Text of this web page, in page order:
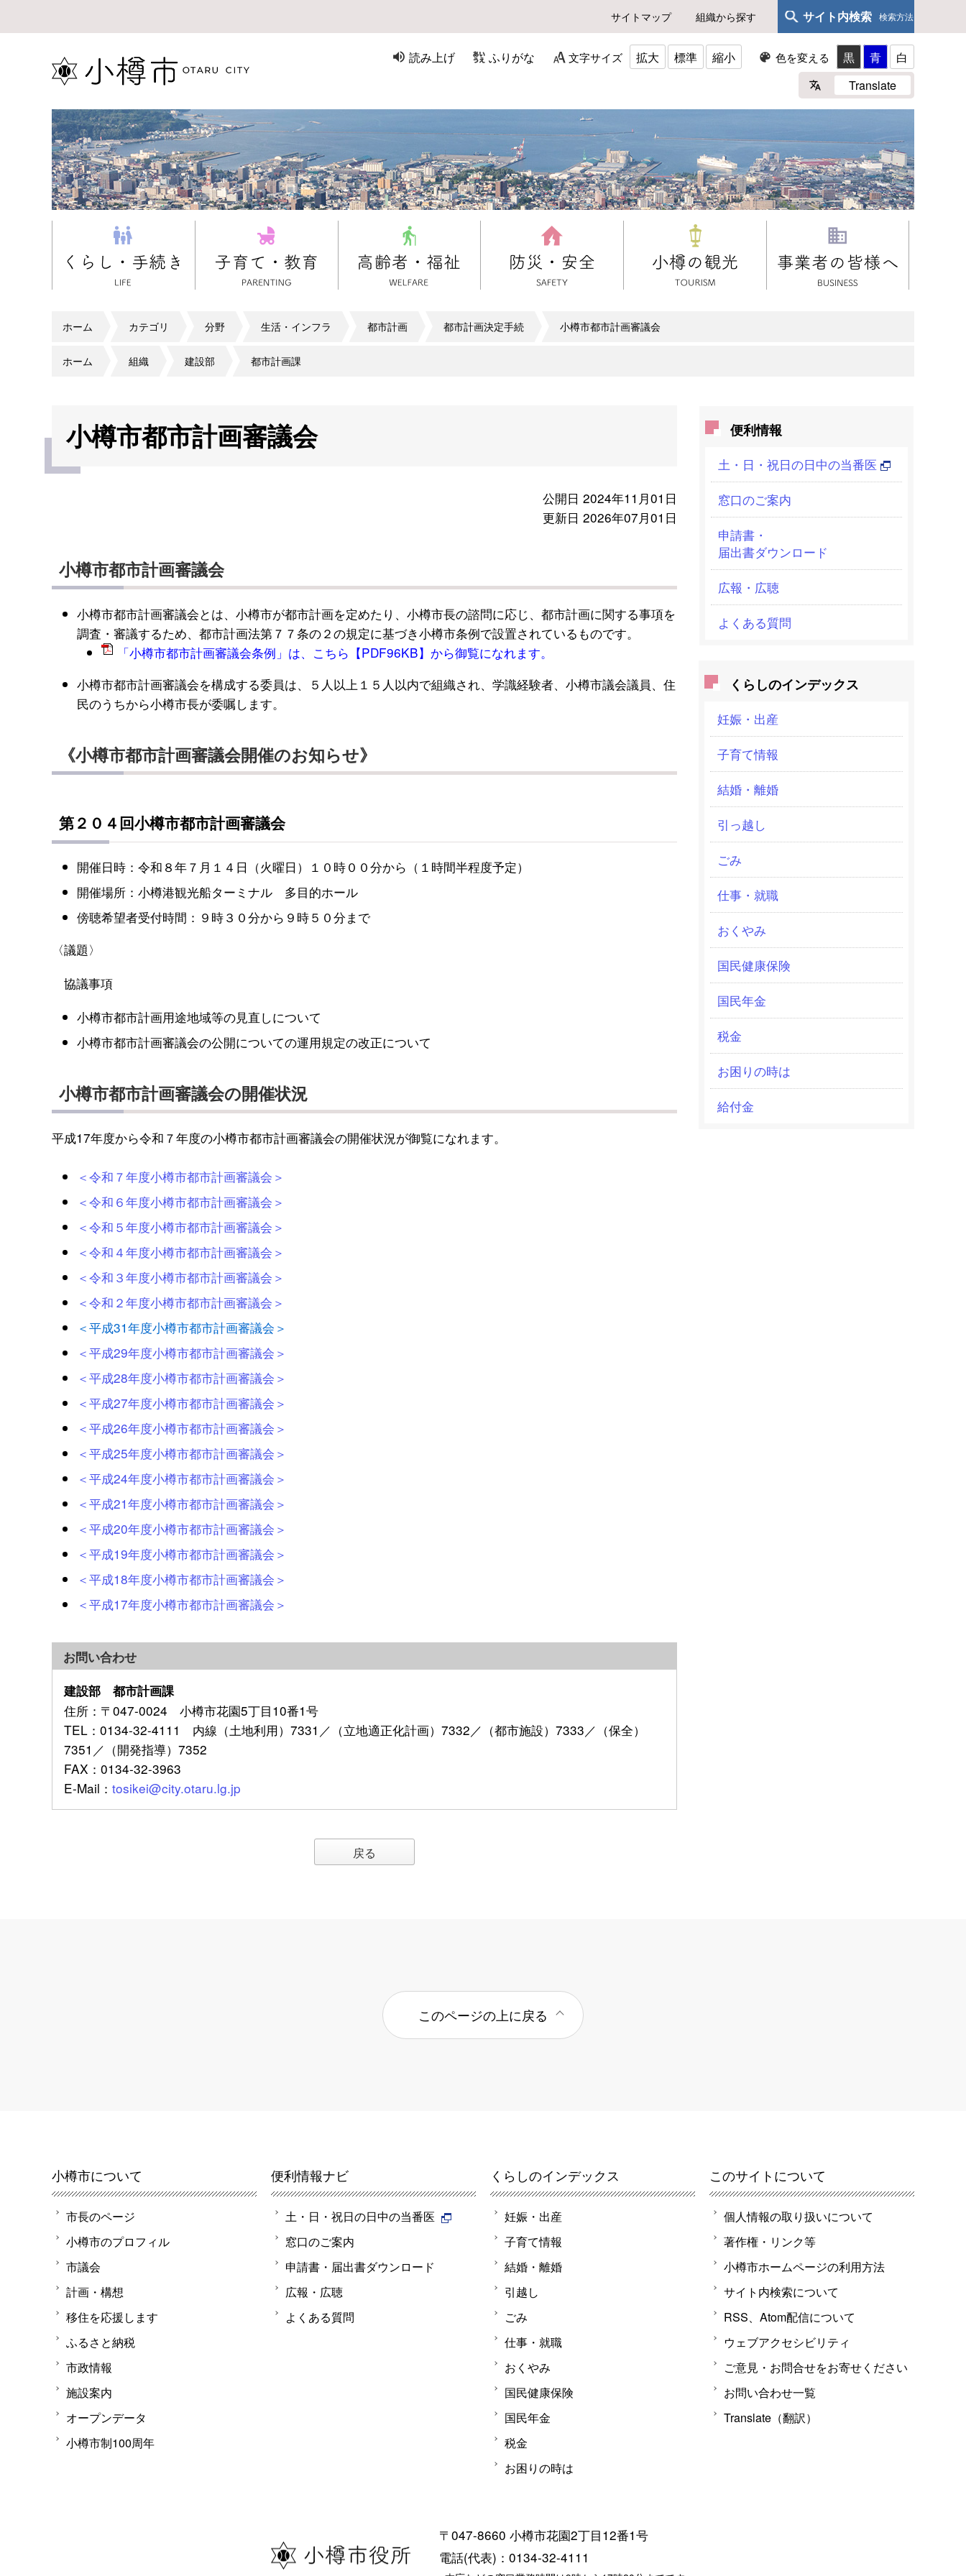
サイトマップ 組織から探す サイト内検索 検索方法
読み上げ ふりがな 文字サイズ 拡大 標準 縮小 色を変える 黒 青
白
Translate
ホーム カテゴリ 分野 生活・インフラ 都市計画 都市計画決定手続 小樽市都市計画審議会
ホーム 組織 建設部 都市計画課
小樽市都市計画審議会
公開日 2024年11月01日
更新日 2026年07月01日
小樽市都市計画審議会
小樽市都市計画審議会とは、小樽市が都市計画を定めたり、小樽市長の諮問に応じ、都市計画に関する事項を
調査・審議するため、都市計画法第７７条の２の規定に基づき小樽市条例で設置されているものです。
「小樽市都市計画審議会条例」は、こちら【PDF96KB】から御覧になれます。
小樽市都市計画審議会を構成する委員は、５人以上１５人以内で組織され、学識経験者、小樽市議会議員、住
民のうちから小樽市長が委嘱します。
《小樽市都市計画審議会開催のお知らせ》
第２０４回小樽市都市計画審議会
開催日時：令和８年７月１４日（火曜日）１０時００分から（１時間半程度予定）
開催場所：小樽港観光船ターミナル 多目的ホール
傍聴希望者受付時間：９時３０分から９時５０分まで
〈議題〉
協議事項
小樽市都市計画用途地域等の見直しについて
小樽市都市計画審議会の公開についての運用規定の改正について
小樽市都市計画審議会の開催状況
平成17年度から令和７年度の小樽市都市計画審議会の開催状況が御覧になれます。
＜令和７年度小樽市都市計画審議会＞
＜令和６年度小樽市都市計画審議会＞
＜令和５年度小樽市都市計画審議会＞
＜令和４年度小樽市都市計画審議会＞
＜令和３年度小樽市都市計画審議会＞
＜令和２年度小樽市都市計画審議会＞
＜平成31年度小樽市都市計画審議会＞
＜平成29年度小樽市都市計画審議会＞
＜平成28年度小樽市都市計画審議会＞
＜平成27年度小樽市都市計画審議会＞
＜平成26年度小樽市都市計画審議会＞
＜平成25年度小樽市都市計画審議会＞
＜平成24年度小樽市都市計画審議会＞
＜平成21年度小樽市都市計画審議会＞
＜平成20年度小樽市都市計画審議会＞
＜平成19年度小樽市都市計画審議会＞
＜平成18年度小樽市都市計画審議会＞
＜平成17年度小樽市都市計画審議会＞
お問い合わせ
建設部 都市計画課
住所 ：〒047-0024 小樽市花園5丁目10番1号
TEL ：0134-32-4111 内線（土地利用）7331／（立地適正化計画）7332／（都市施設）7333／（保全）
7351／（開発指導）7352
FAX ：0134-32-3963
E-Mail ： tosikei@city.otaru.lg.jp
戻る
便利情報
土・日・祝日の日中の当番医
窓口のご案内
申請書・
届出書ダウンロード
広報・広聴
よくある質問
くらしのインデックス
妊娠・出産
子育て情報
結婚・離婚
引っ越し
ごみ
仕事・就職
おくやみ
国民健康保険
国民年金
税金
お困りの時は
給付金
このページの上に戻る
小樽市について
市長のページ
小樽市のプロフィル
市議会
計画・構想
移住を応援します
ふるさと納税
市政情報
施設案内
オープンデータ
小樽市制100周年
便利情報ナビ
土・日・祝日の日中の当番医
窓口のご案内
申請書・届出書ダウンロード
広報・広聴
よくある質問
くらしのインデックス
妊娠・出産
子育て情報
結婚・離婚
引越し
ごみ
仕事・就職
おくやみ
国民健康保険
国民年金
税金
お困りの時は
このサイトについて
個人情報の取り扱いについて
著作権・リンク等
小樽市ホームページの利用方法
サイト内検索について
RSS、Atom配信について
ウェブアクセシビリティ
ご意見・お問合せをお寄せください
お問い合わせ一覧
Translate（翻訳）
〒047-8660 小樽市花園2丁目12番1号
電話(代表)：0134-32-4111